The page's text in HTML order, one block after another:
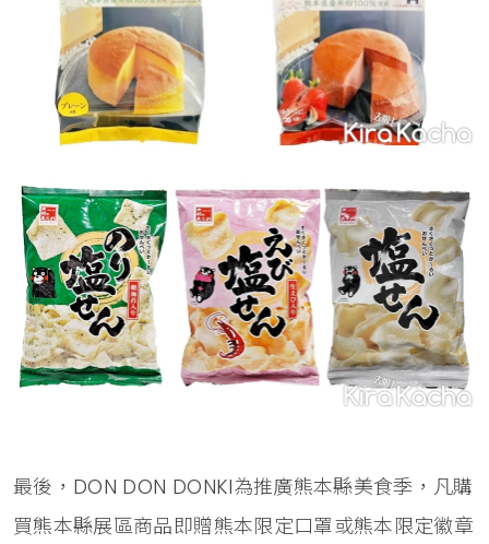
最後，DON DON DONKI為推廣熊本縣美食季，凡購
買熊本縣展區商品即贈熊本限定口罩或熊本限定徽章